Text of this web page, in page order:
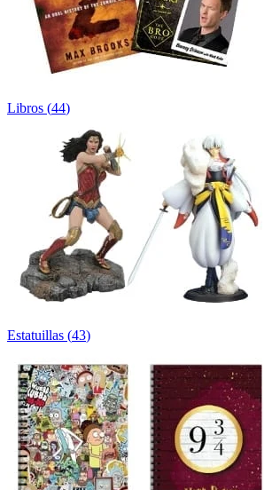
Libros (44)
Estatuillas (43)